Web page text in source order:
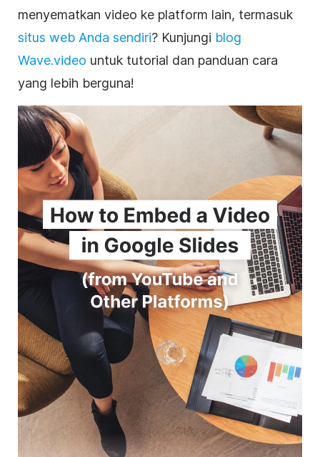
menyematkan video ke platform lain, termasuk
situs web Anda sendiri? Kunjungi blog
Wave.video untuk tutorial dan panduan cara
yang lebih berguna!